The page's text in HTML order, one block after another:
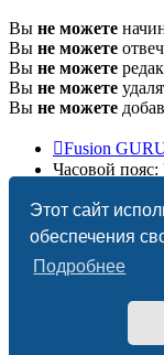
Этот сайт
обеспечения
Подробнее
Вы не можете
Вы не можете
Вы не можете
Вы не можете
Вы не можете
Fusion
Часовой пояс:
Создано на основе